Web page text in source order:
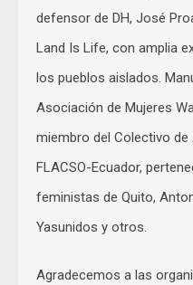
defensor de DH, José
Land Is Life, con amplia
los pueblos aislados.
Asociación de Mujeres
miembro del Colectivo
FLACSO-Ecuador,
feministas de Quito,
Yasunidos y otros.
Agradecemos a las